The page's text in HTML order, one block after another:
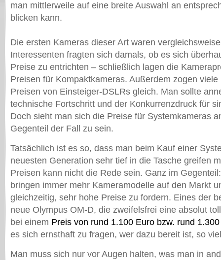
man mittlerweile auf eine breite Auswahl an
blicken kann.
Die ersten Kameras dieser Art waren
Interessenten fragten sich damals, ob es sich
Preise zu entrichten – schließlich lagen die
Preisen für Kompaktkameras. Außerdem zogen
Preisen von Einsteiger-DSLRs gleich. Man sollte
technische Fortschritt und der Konkurrenzdruck für
Doch sieht man sich die Preise für Systemkameras
Gegenteil der Fall zu sein.
Tatsächlich ist es so, dass man beim Kauf einer
neuesten Generation sehr tief in die Tasche greifen
Preisen kann nicht die Rede sein. Ganz im
bringen immer mehr Kameramodelle auf den Markt
gleichzeitig, sehr hohe Preise zu fordern. Eines der
neue Olympus OM-D, die zweifelsfrei eine absolut
bei einem Preis von rund 1.100 Euro bzw. rund
es sich ernsthaft zu fragen, wer dazu bereit ist, so
Man muss sich nur vor Augen halten, was man in